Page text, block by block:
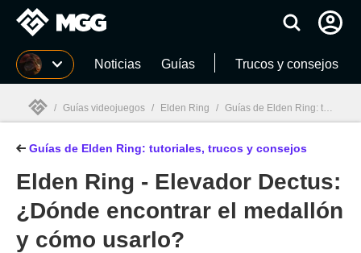
MGG Noticias Guías Trucos y consejos
MGG
/ Guías videojuegos / Elden Ring / Guías de Elden Ring: tutoriales, trucos y consejos
Guías de Elden Ring: tutoriales, trucos y consejos
Elden Ring - Elevador Dectus:
¿Dónde encontrar el medallón
y cómo usarlo?